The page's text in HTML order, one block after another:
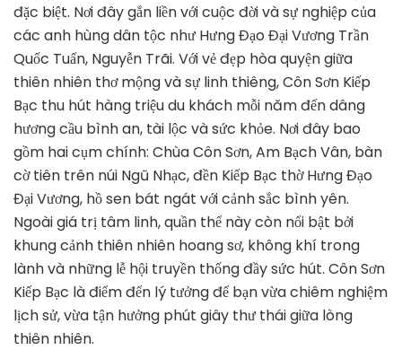
đặc biệt. Nơi đây gắn liền với cuộc đời và sự nghiệp của
các anh hùng dân tộc như Hưng Đạo Đại Vương Trần
Quốc Tuấn, Nguyễn Trãi. Với vẻ đẹp hòa quyện giữa
thiên nhiên thơ mộng và sự linh thiêng, Côn Sơn Kiếp
Bạc thu hút hàng triệu du khách mỗi năm đến dâng
hương cầu bình an, tài lộc và sức khỏe. Nơi đây bao
gồm hai cụm chính: Chùa Côn Sơn, Am Bạch Vân, bàn
cờ tiên trên núi Ngũ Nhạc, đền Kiếp Bạc thờ Hưng Đạo
Đại Vương, hồ sen bát ngát với cảnh sắc bình yên.
Ngoài giá trị tâm linh, quần thể này còn nổi bật bởi
khung cảnh thiên nhiên hoang sơ, không khí trong
lành và những lễ hội truyền thống đầy sức hút. Côn Sơn
Kiếp Bạc là điểm đến lý tưởng để bạn vừa chiêm nghiệm
lịch sử, vừa tận hưởng phút giây thư thái giữa lòng
thiên nhiên.